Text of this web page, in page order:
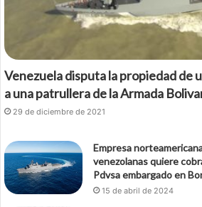
Venezuela disputa la propiedad de
a una patrullera de la Armada
29 de diciembre de 2021
Empresa
venezolanas quiere
Pdvsa embargado en
15 de abril de 2024